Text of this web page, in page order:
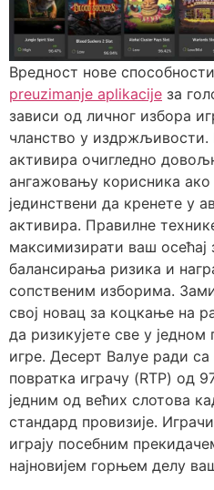
Вредност нове
preuzimanje aplikacije за
зависи од личног избора
чланство у издржљивости.
активира очигледно
ангажовању корисника
јединствени да кренете у
активира. Правилне
максимизирати ваш осећај
балансирања ризика и
сопственим изборима.
свој новац за коцкање на
да ризикујете све у
игре. Десерт Валуе ради
повратка играчу (RTP) од
једним од већих слотова
стандард провизије.
играју посебним
најновијем горњем делу